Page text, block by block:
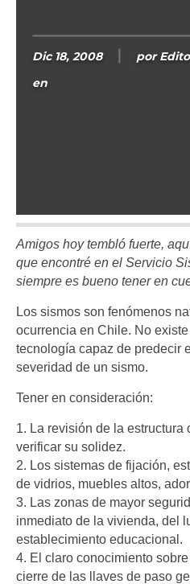
Dic 18, 2008 por
en
Amigos hoy tembló fuerte,
que encontré en el Servicio
siempre es bueno tener en
Los sismos son fenómenos
ocurrencia en Chile. No
tecnología capaz de predecir
severidad de un sismo.
Tener en consideración:
1. La revisión de la estructura
verificar su solidez.
2. Los sistemas de fijación,
de vidrios, muebles altos,
3. Las zonas de mayor
inmediato de la vivienda, del
establecimiento educacional.
4. El claro conocimiento
cierre de las llaves de paso